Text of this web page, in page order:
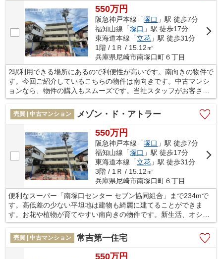
頼下さい。ご連絡をお待ちしております。
550万円
阪急神戸本線「塚口 」駅 徒歩7分
福知山線「塚口 」駅 徒歩17分
東海道本線「立花 」駅 徒歩31分
1階 / 1Ｒ / 15.12㎡
兵庫県尼崎市南塚口町６丁目
2駅利用できる場所にあるので利便性が高いです。南向きの物件で
す。今回ご紹介しているこちらの物件は南向きです。中古マンシ
ョンなら、物件の購入もスムーズです。当社スタッフがお客さま
の住まい探しをお手伝い致します。阪急神戸本線塚口周辺の不動
産情報をお求めでしたら、お気軽に当社へお問い合わせ下さい。
売買 | 中古マンション メゾン・ド・アトラー
550万円
阪急神戸本線「塚口 」駅 徒歩7分
福知山線「塚口 」駅 徒歩17分
東海道本線「立花 」駅 徒歩31分
3階 / 1Ｒ / 15.12㎡
兵庫県尼崎市南塚口町６丁目
便利なスーパー「南塚口センター セブン協同組合」まで234mで
す。高低差の少ない平坦地は建物も綺麗に建てることができま
す。お花や植物が育てやすい南向きの物件です。新生活、オシャ
レなワンルームで楽しく快適な暮らしを実現。尼崎市で不動産を
お探しなら、地域に密着した当社にお任せ下さい。信頼と実績を
誇る当社は、確かな情報をご提供致します。
売買 | 中古マンション 常吉第一住宅
550万円